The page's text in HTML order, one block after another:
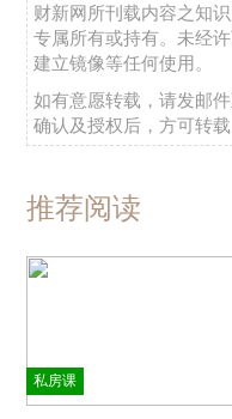
财新网所刊载内容之知
专属所有或持有。未经
建立镜像等任何使用。
如有意愿转载，请发邮
确认及授权后，方可转载
推荐阅读
私房课